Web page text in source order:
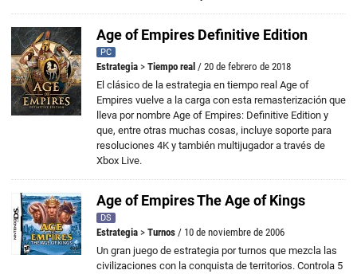
Age of Empires Definitive Edition
PC
Estrategia > Tiempo real / 20 de febrero de 2018
El clásico de la estrategia en tiempo real Age of
Empires vuelve a la carga con esta remasterización que
lleva por nombre Age of Empires: Definitive Edition y
que, entre otras muchas cosas, incluye soporte para
resoluciones 4K y también multijugador a través de
Xbox Live.
Age of Empires The Age of Kings
DS
Estrategia > Turnos / 10 de noviembre de 2006
Un gran juego de estrategia por turnos que mezcla las
civilizaciones con la conquista de territorios. Controla 5